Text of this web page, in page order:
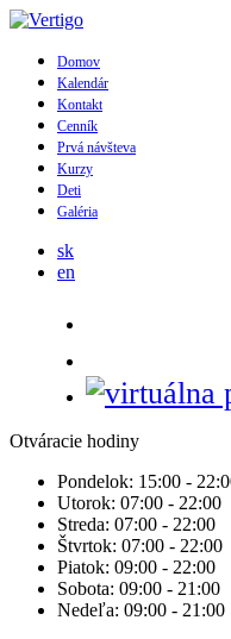
Domov
Kalendár
Kontakt
Cenník
Prvá návšteva
Kurzy
Deti
Galéria
sk
en
Otváracie hodiny
Pondelok: 15:00 -
Utorok: 07:00 - 22:00
Streda: 07:00 - 22:00
Štvrtok: 07:00 - 22:00
Piatok: 09:00 - 22:00
Sobota: 09:00 - 21:00
Nedeľa: 09:00 - 21:00